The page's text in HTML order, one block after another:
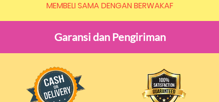
MEMBELI SAMA DENGAN BERWAKAF
Garansi dan Pengiriman